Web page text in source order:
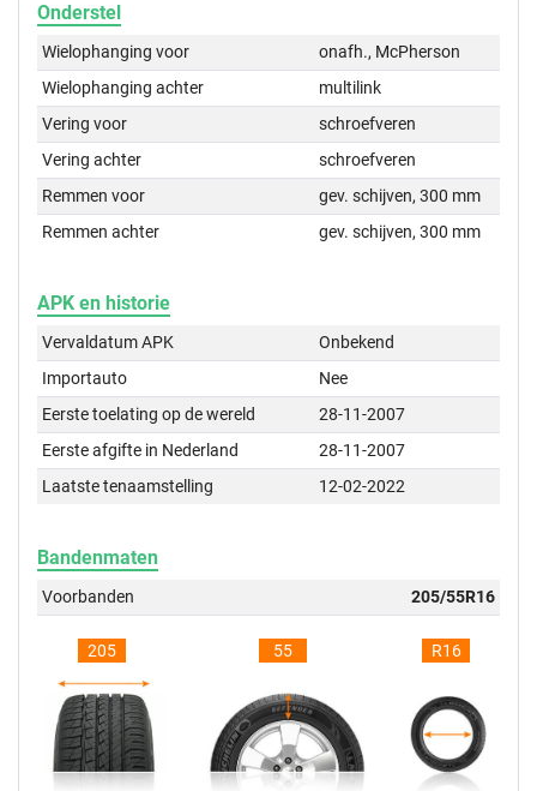
Onderstel
Wielophanging voor
onafh., McPherson
Wielophanging achter
multilink
Vering voor
schroefveren
Vering achter
schroefveren
Remmen voor
gev. schijven, 300 mm
Remmen achter
gev. schijven, 300 mm
APK en historie
Vervaldatum APK
Onbekend
Importauto
Nee
Eerste toelating op de wereld
28-11-2007
Eerste afgifte in Nederland
28-11-2007
Laatste tenaamstelling
12-02-2022
Bandenmaten
Voorbanden 205/55R16
205 55 R16